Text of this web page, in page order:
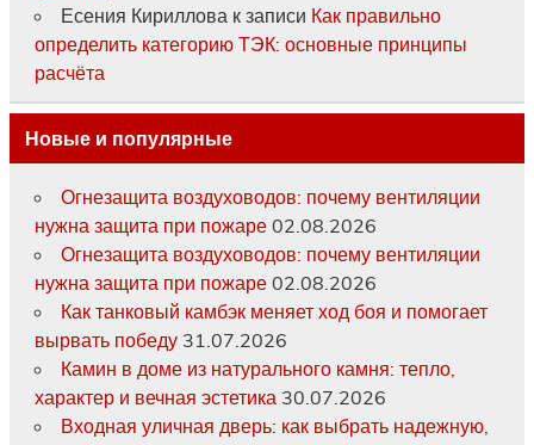
Есения Кириллова к записи Как правильно
определить категорию ТЭК: основные принципы
расчёта
Новые и популярные
Огнезащита воздуховодов: почему вентиляции
нужна защита при пожаре 02.08.2026
Огнезащита воздуховодов: почему вентиляции
нужна защита при пожаре 02.08.2026
Как танковый камбэк меняет ход боя и помогает
вырвать победу 31.07.2026
Камин в доме из натурального камня: тепло,
характер и вечная эстетика 30.07.2026
Входная уличная дверь: как выбрать надежную,